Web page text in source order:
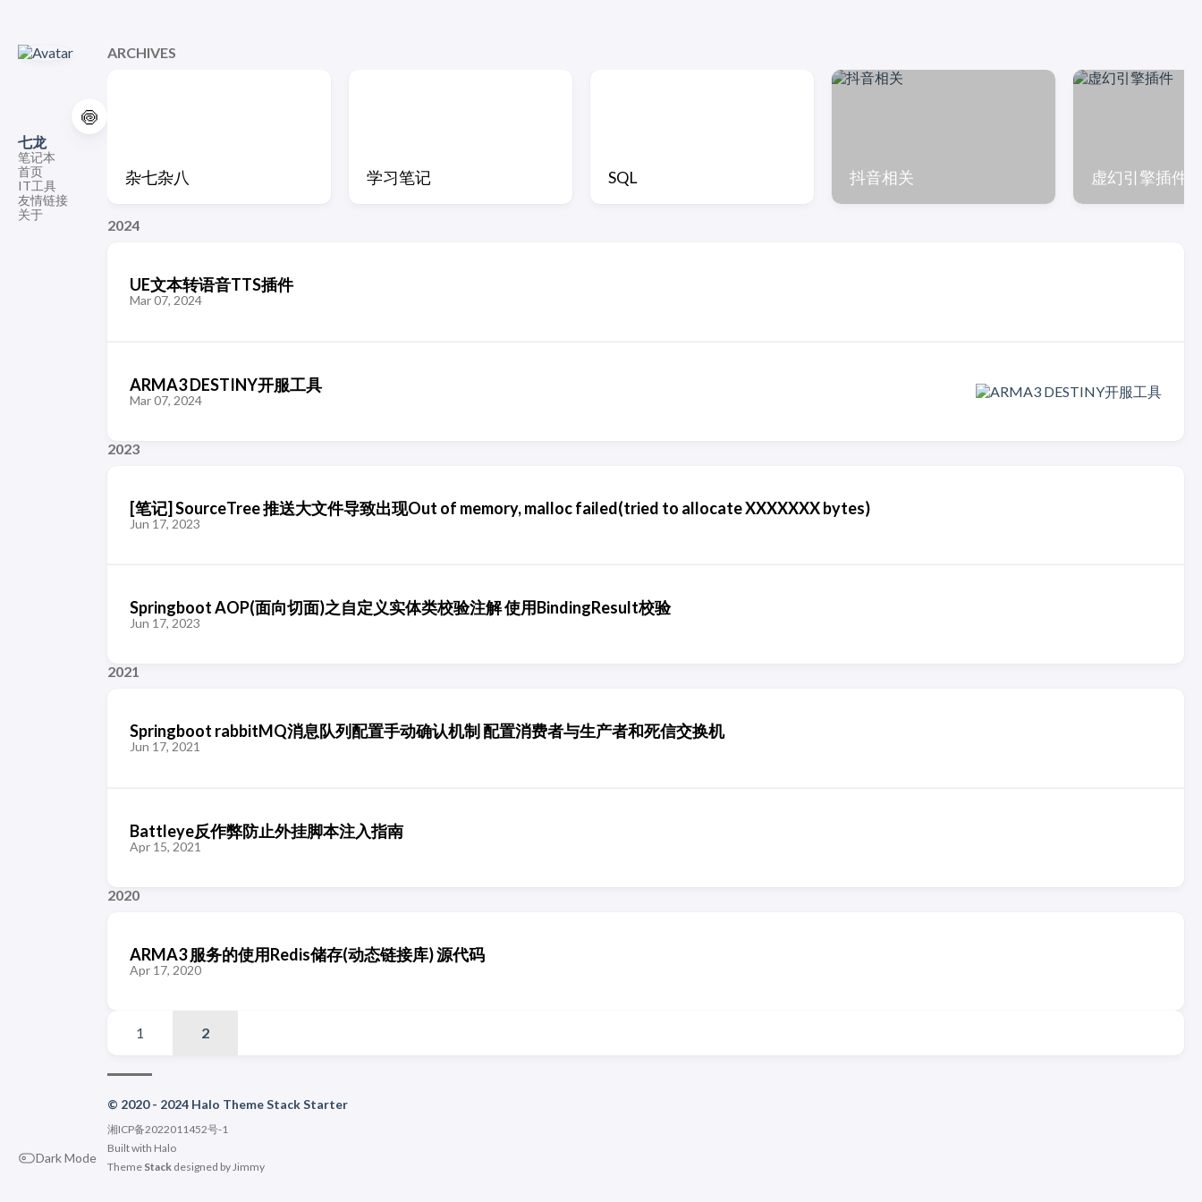
🍥
七龙
笔记本
首页
IT工具
友情链接
关于
Dark Mode
ARCHIVES
杂七杂八 学习笔记 SQL 抖音相关 虚幻引擎插件
2024
UE文本转语音TTS插件
Mar 07, 2024
ARMA3 DESTINY开服工具
Mar 07, 2024
2023
[笔记] SourceTree 推送大文件导致出现Out of memory, malloc failed(tried to allocate XXXXXXX bytes)
Jun 17, 2023
Springboot AOP(面向切面)之自定义实体类校验注解 使用BindingResult校验
Jun 17, 2023
2021
Springboot rabbitMQ消息队列配置手动确认机制 配置消费者与生产者和死信交换机
Jun 17, 2021
Battleye反作弊防止外挂脚本注入指南
Apr 15, 2021
2020
ARMA3 服务的使用Redis储存(动态链接库) 源代码
Apr 17, 2020
1 2
© 2020 - 2024 Halo Theme Stack Starter
湘ICP备2022011452号-1
Built with Halo
Theme Stack designed by Jimmy